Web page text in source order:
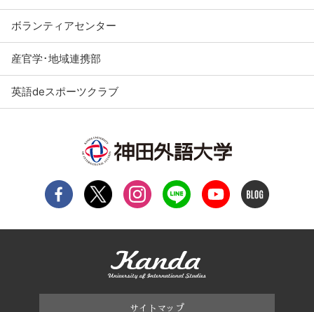
ボランティアセンター
産官学･地域連携部
英語deスポーツクラブ
サイトマップ